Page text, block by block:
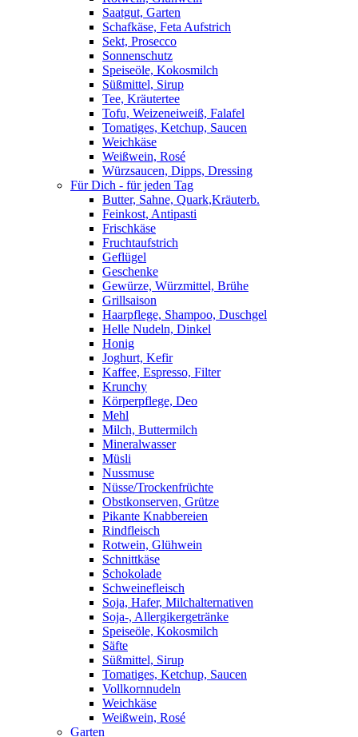
Saatgut, Garten
Schafkäse, Feta Aufstrich
Sekt, Prosecco
Sonnenschutz
Speiseöle, Kokosmilch
Süßmittel, Sirup
Tee, Kräutertee
Tofu, Weizeneiweiß, Falafel
Tomatiges, Ketchup, Saucen
Weichkäse
Weißwein, Rosé
Würzsaucen, Dipps, Dressing
Für Dich - für jeden Tag
Butter, Sahne, Quark,Kräuterb.
Feinkost, Antipasti
Frischkäse
Fruchtaufstrich
Geflügel
Geschenke
Gewürze, Würzmittel, Brühe
Grillsaison
Haarpflege, Shampoo, Duschgel
Helle Nudeln, Dinkel
Honig
Joghurt, Kefir
Kaffee, Espresso, Filter
Krunchy
Körperpflege, Deo
Mehl
Milch, Buttermilch
Mineralwasser
Müsli
Nussmuse
Nüsse/Trockenfrüchte
Obstkonserven, Grütze
Pikante Knabbereien
Rindfleisch
Rotwein, Glühwein
Schnittkäse
Schokolade
Schweinefleisch
Soja, Hafer, Milchalternativen
Soja-, Allergikergetränke
Speiseöle, Kokosmilch
Säfte
Süßmittel, Sirup
Tomatiges, Ketchup, Saucen
Vollkornnudeln
Weichkäse
Weißwein, Rosé
Garten